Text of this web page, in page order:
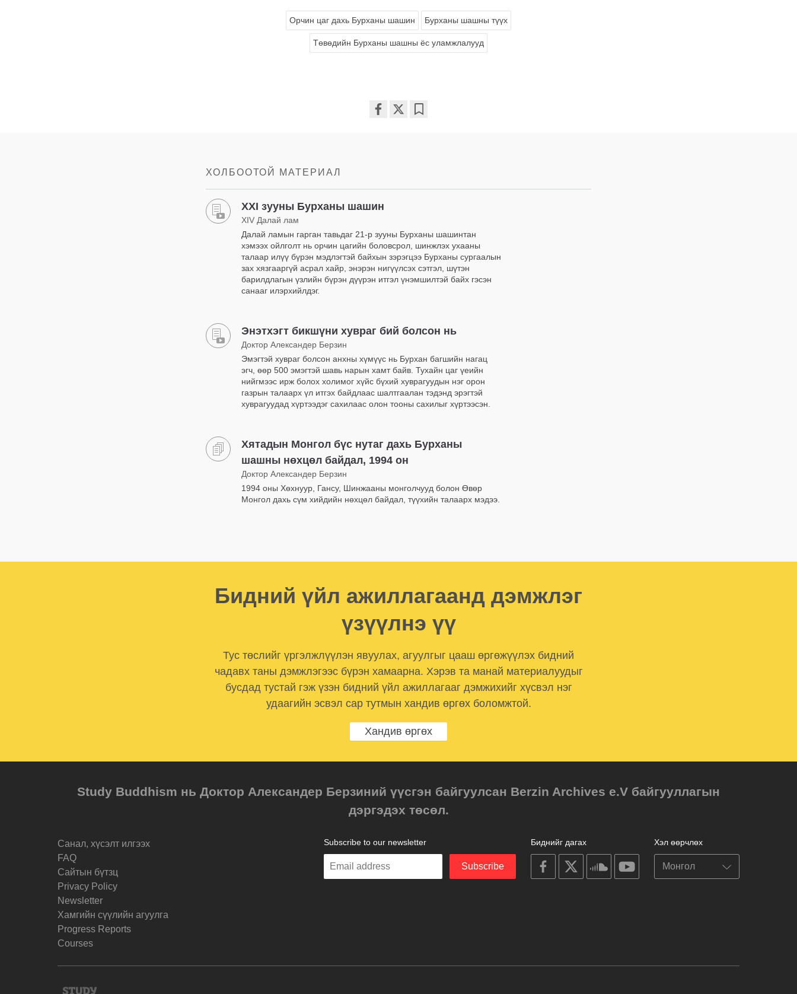
Орчин цаг дахь Бурханы шашин Бурханы шашны түүх
Төвөдийн Бурханы шашны ёс уламжлалууд
ХОЛБООТОЙ МАТЕРИАЛ
XXI зууны Бурханы шашин
XIV Далай лам
Далай ламын гарган тавьдаг 21-р зууны Бурханы шашинтан
хэмээх ойлголт нь орчин цагийн боловсрол, шинжлэх ухааны
талаар илүү бүрэн мэдлэгтэй байхын зэрэгцээ Бурханы сургаалын
зах хязгааргүй асрал хайр, энэрэн нигүүлсэх сэтгэл, шүтэн
барилдлагын үзлийн бүрэн дүүрэн итгэл үнэмшилтэй байх гэсэн
санааг илэрхийлдэг.
Энэтхэгт бикшүни хувраг бий болсон нь
Доктор Александер Берзин
Эмэгтэй хувраг болсон анхны хүмүүс нь Бурхан багшийн нагац
эгч, өөр 500 эмэгтэй шавь нарын хамт байв. Тухайн цаг үеийн
нийгмээс ирж болох холимог хүйс бүхий хуврагуудын нэг орон
газрын талаарх үл итгэх байдлаас шалтгаалан тэдэнд эрэгтэй
хуврагуудад хүртээдэг сахилаас олон тооны сахилыг хүртээсэн.
Хятадын Монгол бүс нутаг дахь Бурханы
шашны нөхцөл байдал, 1994 он
Доктор Александер Берзин
1994 оны Хөхнуур, Гансу, Шинжааны монголчууд болон Өвөр
Монгол дахь сүм хийдийн нөхцөл байдал, түүхийн талаарх мэдээ.
Бидний үйл ажиллагаанд дэмжлэг
үзүүлнэ үү
Тус төслийг үргэлжлүүлэн явуулах, агуулгыг цааш өргөжүүлэх бидний
чадавх таны дэмжлэгээс бүрэн хамаарна. Хэрэв та манай материалуудыг
бусдад тустай гэж үзэн бидний үйл ажиллагааг дэмжихийг хүсвэл нэг
удаагийн эсвэл сар тутмын хандив өргөх боломжтой.
Хандив өргөх
Study Buddhism нь Доктор Александер Берзиний үүсгэн байгуулсан Berzin Archives e.V байгууллагын
дэргэдэх төсөл.
Санал, хүсэлт илгээх
FAQ
Cайтын бүтзц
Privacy Policy
Newsletter
Хамгийн сүүлийн агуулга
Progress Reports
Courses
Хэл өөрчлөх
Биднийг дагах
on
facebook
on
on
soundcloudyoutube
Subscribe to our newsletter
Enter
Subscribe